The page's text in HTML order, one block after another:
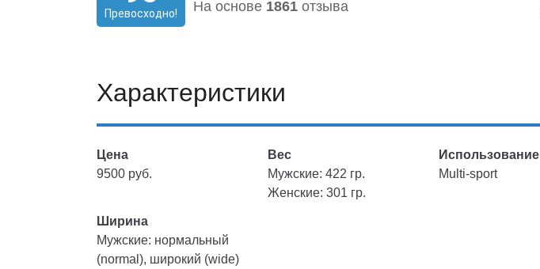
Превосходно! На основе 1861 отзыва
Характеристики
Цена
9500 руб.
Вес
Мужские: 422 гр.
Женские: 301 гр.
Использование
Multi-sport
Ширина
Мужские: нормальный
(normal), широкий (wide)